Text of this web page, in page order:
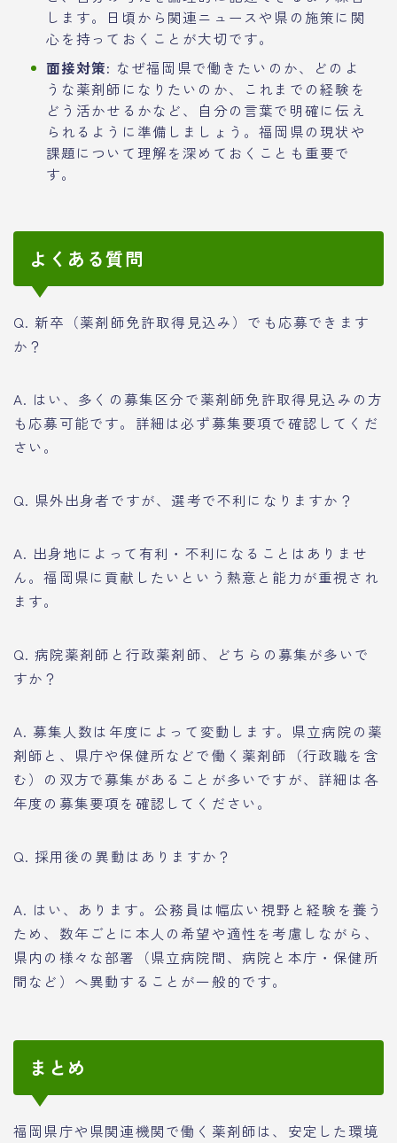
します。日頃から関連ニュースや県の施策に関
心を持っておくことが大切です。
面接対策: なぜ福岡県で働きたいのか、どのよ
うな薬剤師になりたいのか、これまでの経験を
どう活かせるかなど、自分の言葉で明確に伝え
られるように準備しましょう。福岡県の現状や
課題について理解を深めておくことも重要で
す。
よくある質問
Q. 新卒（薬剤師免許取得見込み）でも応募できます
か？
A. はい、多くの募集区分で薬剤師免許取得見込みの方
も応募可能です。詳細は必ず募集要項で確認してくだ
さい。
Q. 県外出身者ですが、選考で不利になりますか？
A. 出身地によって有利・不利になることはありませ
ん。福岡県に貢献したいという熱意と能力が重視され
ます。
Q. 病院薬剤師と行政薬剤師、どちらの募集が多いで
すか？
A. 募集人数は年度によって変動します。県立病院の薬
剤師と、県庁や保健所などで働く薬剤師（行政職を含
む）の双方で募集があることが多いですが、詳細は各
年度の募集要項を確認してください。
Q. 採用後の異動はありますか？
A. はい、あります。公務員は幅広い視野と経験を養う
ため、数年ごとに本人の希望や適性を考慮しながら、
県内の様々な部署（県立病院間、病院と本庁・保健所
間など）へ異動することが一般的です。
まとめ
福岡県庁や県関連機関で働く薬剤師は、安定した環境